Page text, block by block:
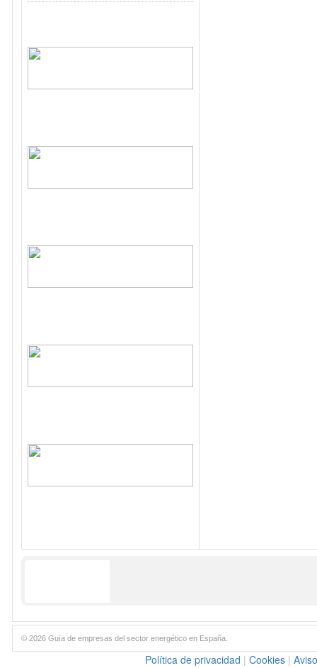
© 2026 Guía de empresas del sector energético en España.
Política de privacidad | Cookies |